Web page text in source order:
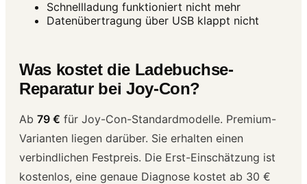
Schnellladung funktioniert nicht mehr
Datenübertragung über USB klappt nicht
Was kostet die Ladebuchse-
Reparatur bei Joy-Con?
Ab 79 € für Joy-Con-Standardmodelle. Premium-
Varianten liegen darüber. Sie erhalten einen
verbindlichen Festpreis. Die Erst-Einschätzung ist
kostenlos, eine genaue Diagnose kostet ab 30 €